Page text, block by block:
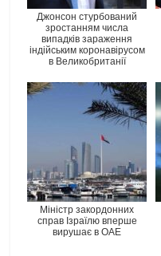
Джонсон стурбований
зростанням числа
випадків зараження
індійським коронавірусом
в Великобританії
Міністр закордонних
справ Ізраїлю вперше
вирушає в ОАЕ